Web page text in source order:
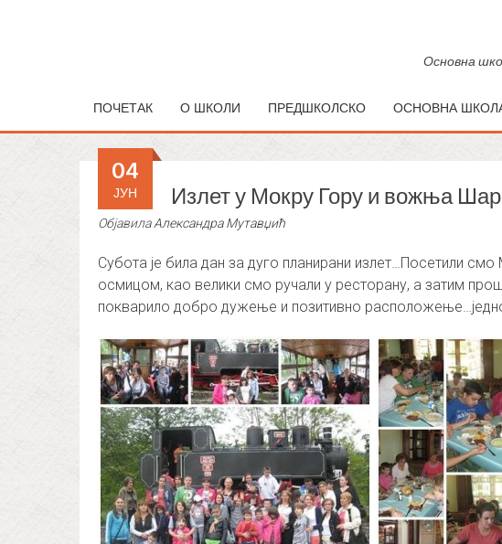
Основна
ПОЧЕТАК О ШКОЛИ ПРЕДШКОЛСКО ОСНОВНА
Излет у Мокру Гору и вожња
04
ЈУН
ОбјавилаАлександра Мутавџић
Субота је била дан за дуго планирани излет…Посетили
осмицом, као велики смо ручали у ресторану, а затим
покварило добро дужење и позитивно